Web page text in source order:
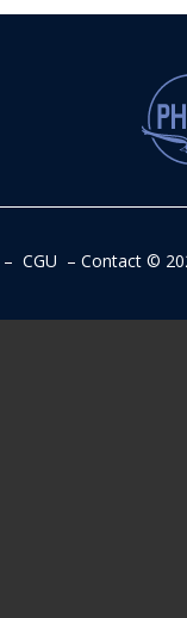
– CGU – Contact©